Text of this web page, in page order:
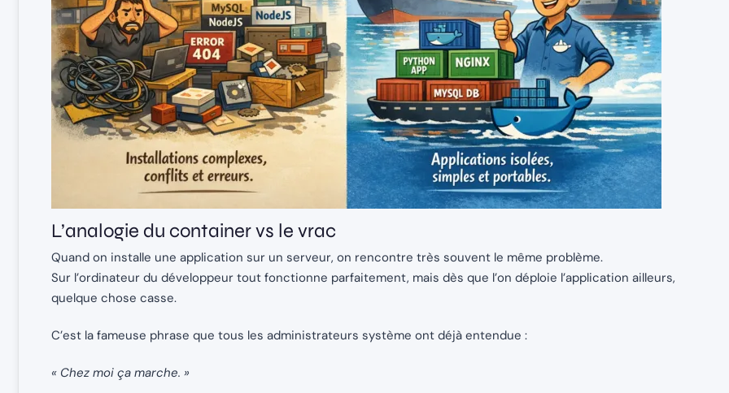
L’analogie du container vs le vrac
Quand on installe une application sur un serveur, on rencontre très souvent le même problème.
Sur l’ordinateur du développeur tout fonctionne parfaitement, mais dès que l’on déploie l’application ailleurs,
quelque chose casse.
C’est la fameuse phrase que tous les administrateurs système ont déjà entendue :
« Chez moi ça marche. »